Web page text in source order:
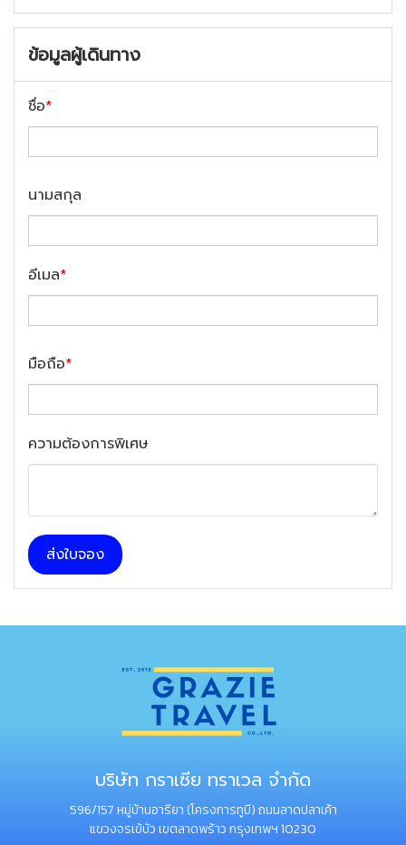
ข้อมูลผู้เดินทาง
ชื่อ*
นามสกุล
อีเมล*
มือถือ*
ความต้องการพิเศษ
ส่งใบจอง
บริษัท กราเซีย ทราเวล จำกัด
596/157 หมู่บ้านอารียา (โครงการทูบี) ถนนลาดปลาเค้า
แขวงจรเข้บัว เขตลาดพร้าว กรุงเทพฯ 10230